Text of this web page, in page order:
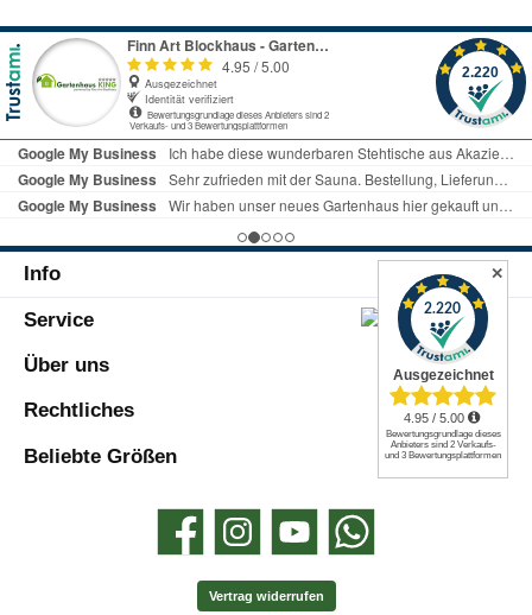
16,32qmGröße: 6 cmFarbe: GrauDiese
robusten und langlebigen Pflastersteine
sind ideal geeignet, um eine solide Basis
für Ihre Gartenstrukturen zu schaffen. Ihr
elegantes Design fügt sich harmonisch in
jede Gartenlandschaft ein und sorgt für
eine stilvolle Optik.Rasenkantensteine: 17
x Rasenbord grau 5x25x100 cmMaße: 5 x
25 x 100 cmIn ausreichender Menge
Rasenkantensteine eine präzise
Spedition frei Bordsteinkante geliefert. So
erhalten Sie Ihre Bestellung bequem nach
Hause geliefert. Muss mit 40t LKW
befahrbar sein.Wichtiger Hinweis:Bitte
Materialien wie Beton oder Kies/Sand
beinhaltet. Es handelt sich um ein
Fundaments für Flächen bis zu 15 qm.
Eine Gutschrift nicht benötigter Materialien
Info
Service
Über uns
Rechtliches
Beliebte Größen
Facebook Instagram YouTube WhatsApp
Vertrag widerrufen
✕